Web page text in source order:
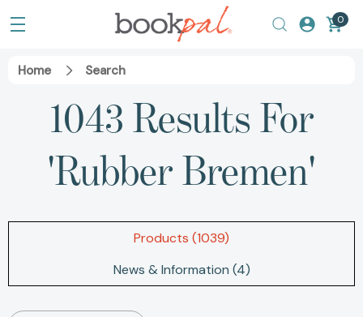
0
Home Search
1043 Results For
'rubber Bremen'
Products (1039)
News & Information (4)